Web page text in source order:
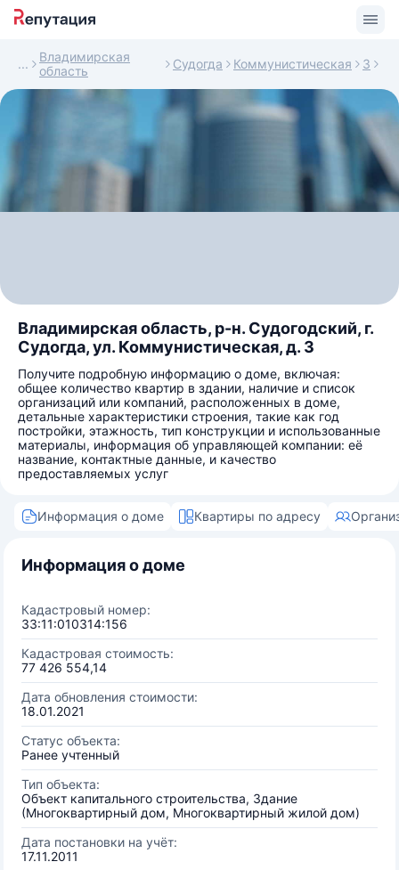
Владимирская
область
Судогда Коммунистическая 3
Владимирская область, р-н. Судогодский, г.
Судогда, ул. Коммунистическая, д. 3
Получите подробную информацию о доме, включая:
общее количество квартир в здании, наличие и список
организаций или компаний, расположенных в доме,
детальные характеристики строения, такие как год
постройки, этажность, тип конструкции и использованные
материалы, информация об управляющей компании: её
название, контактные данные, и качество
предоставляемых услуг
Информация о доме Квартиры по адресу
Информация о доме
Кадастровый номер:
33:11:010314:156
Кадастровая стоимость:
77 426 554,14
Дата обновления стоимости:
18.01.2021
Статус объекта:
Ранее учтенный
Тип объекта:
Объект капитального строительства, Здание
(Многоквартирный дом, Многоквартирный жилой дом)
Дата постановки на учёт:
17.11.2011